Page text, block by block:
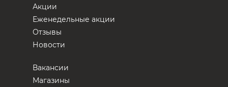
Акции
Еженедельные акции
Отзывы
Новости
Вакансии
Магазины